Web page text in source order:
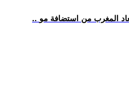
المغرب من استضافة مو